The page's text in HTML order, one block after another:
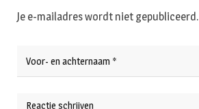
Je e-mailadres wordt niet gepubliceerd.